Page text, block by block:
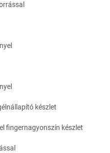
készlet
fingernagyonszín készlet